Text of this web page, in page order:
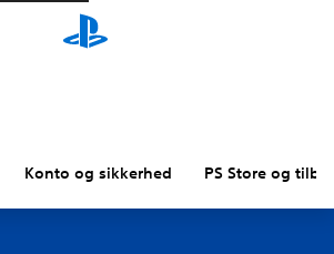
Konto og sikkerhed PS Store og